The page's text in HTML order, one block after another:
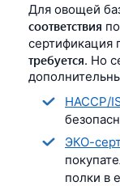
Для овощей
соответствия
требуется. Но
HACCP/
ЭКО-
полки в